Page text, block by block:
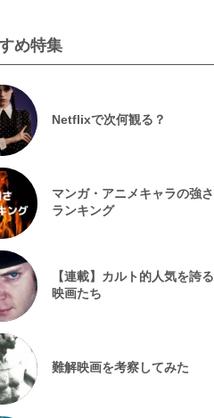
め特集
Netflixで次何観る？
マンガ・アニメキャラの強さ
ランキング
【連載】カルト的人気を誇る
映画たち
難解映画を考察してみた